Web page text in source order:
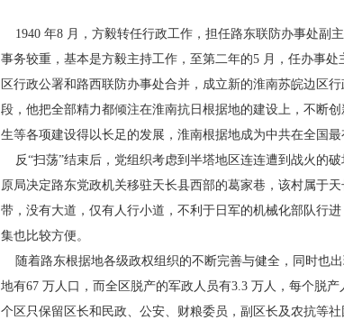
1940 年8 月，方毅转任行政工作，担任路东联防办事处副
事务较重，基本是方毅主持工作，至第二年的5 月，任办事处
区行政公署和路西联防办事处合并，成立新的淮南苏皖边区
段，他把全部精力都倾注在淮南抗日根据地的建设上，不断创
生等各项建设得以长足的发展，淮南根据地成为中共在全 国
反“扫荡”结束后，党组织考虑到半塔地区连连遭到战火的
原局决定路东党政机关移驻天长县西部的葛家巷，该村属于
带，没有大道，仅有人行小道，不利于日军的机械化部队行
集也比较方便。
随着路东根据地各级政权组织的不断完善与健全，同时也
地有67 万人口，而全区脱产的军政人 员有3.3 万人，每个脱
个区只保留区长和民政、公安、财粮委员，副区长及农抗等